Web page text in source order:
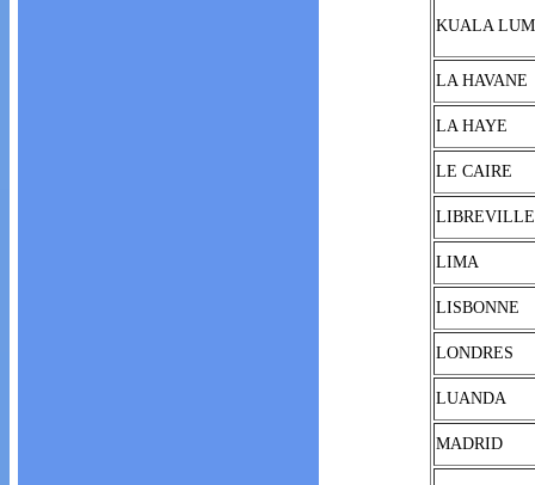
KUALA
LA HAVANE
LA HAYE
LE CAIRE
LIBREVILLE
LIMA
LISBONNE
LONDRES
LUANDA
MADRID